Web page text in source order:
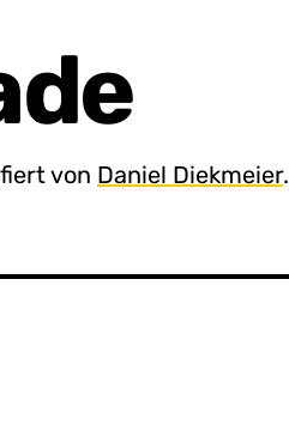
von Daniel Diekmeier.